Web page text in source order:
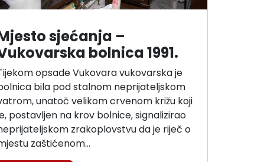
sjećanja –
bolnica 1991.
opsade Vukovara vukovarska je
bila pod stalnom neprijateljskom
unatoč velikom crvenom križu koji
postavljen na krov bolnice, signalizirao
zrakoplovstvu da je riječ o
zaštićenom…